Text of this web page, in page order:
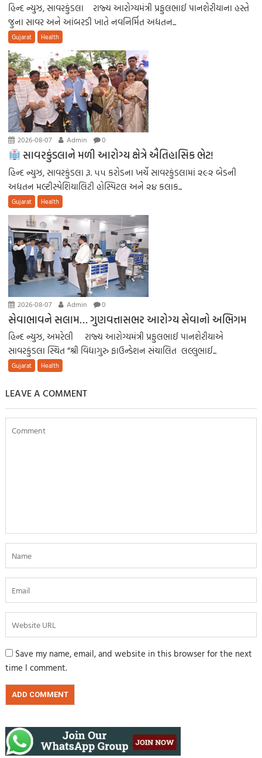
હિન્દ ન્યુઝ, સાવરકુંડલા રાજ્ય આરોગ્યમંત્રી પ્રફુલભાઈ પાનશેરીયાના હસ્તે
જુના સાવર અને આંબરડી ખાતે નવનિર્મિત અદ્યતન...
Gujarat Health
2026-08-07 Admin 0
સાવરકુંડલાને મળી આરોગ્ય ક્ષેત્રે ઐતિહાસિક ભેટ!
હિન્દ ન્યુઝ, સાવરકુંડલા રૂ. ૫૫ કરોડના ખર્ચે સાવરકુંડલામાં ૨૯૨ બેડની
અદ્યતન મલ્ટીસ્પેશિયાલિટી હોસ્પિટલ અને ૨૪ કલાક...
Gujarat Health
2026-08-07 Admin 0
સેવાભાવને સલામ… ગુણવત્તાસભર આરોગ્ય સેવાનો અભિગમ
હિન્દ ન્યુઝ, અમરેલી રાજ્ય આરોગ્યમંત્રી પ્રફુલભાઈ પાનશેરીયાએ
સાવરકુંડલા સ્થિત “શ્રી વિદ્યાગુરુ ફાઉન્ડેશન સંચાલિત લલ્લુભાઈ...
Gujarat Health
LEAVE A COMMENT
Save my name, email, and website in this browser for the next
time I comment.